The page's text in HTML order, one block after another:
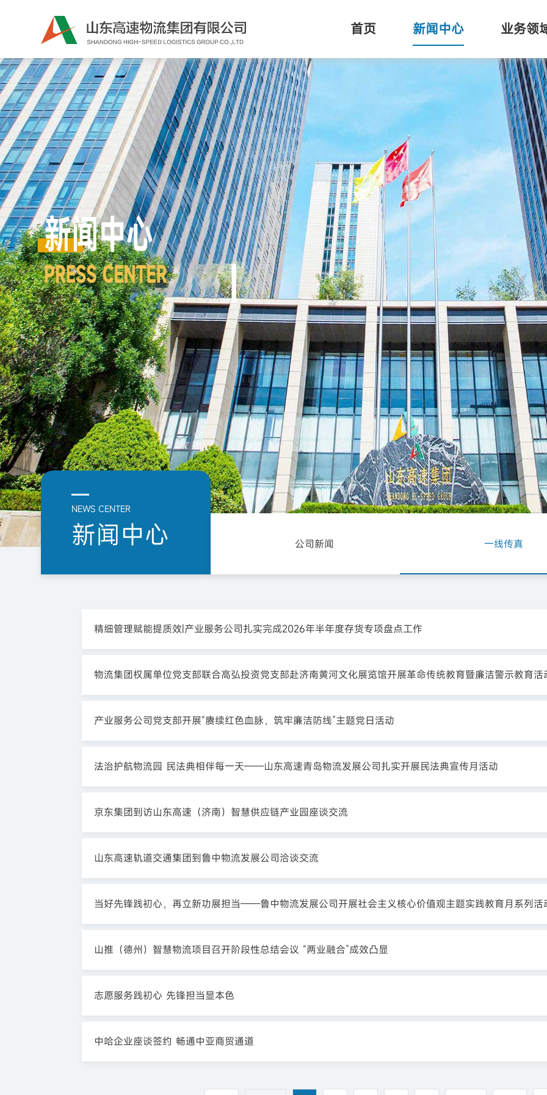
NEWS CENTER
新闻中心 公司新闻 一线传真
精细管理赋能提质效|产业服务公司扎实完成2026年半年度存货专项盘点工作
物流集团权属单位党支部联合高弘投资党支部赴济南黄河文化展览馆开展革命传统教育暨廉洁警示教育活
产业服务公司党支部开展“赓续红色血脉，筑牢廉洁防线”主题党日活动
法治护航物流园 民法典相伴每一天——山东高速青岛物流发展公司扎实开展民法典宣传月活动
京东集团到访山东高速（济南）智慧供应链产业园座谈交流
山东高速轨道交通集团到鲁中物流发展公司洽谈交流
当好先锋践初心，再立新功展担当——鲁中物流发展公司开展社会主义核心价值观主题实践教育月系列活
山推（德州）智慧物流项目召开阶段性总结会议 “两业融合”成效凸显
志愿服务践初心 先锋担当显本色
中哈企业座谈签约 畅通中亚商贸通道